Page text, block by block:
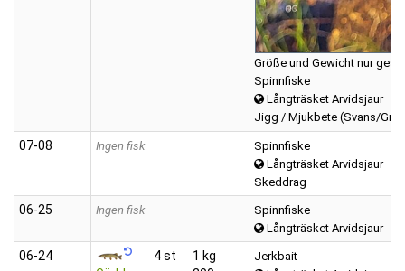
Größe und Gewicht nur
Spinnfiske
Långträsket Arvidsjaur
Jigg / Mjukbete (Svans/
07‑08 Ingen fisk
Spinnfiske
Långträsket Arvidsjaur
Skeddrag
06‑25 Ingen fisk
Spinnfiske
Långträsket Arvidsjaur
06‑24
4 st
1 kg
Jerkbait